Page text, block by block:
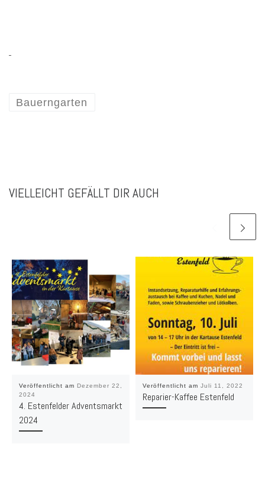
Bauerngarten
VIELLEICHT GEFÄLLT DIR AUCH
Veröffentlicht am Dezember 22,
2024
4. Estenfelder Adventsmarkt
2024
Veröffentlicht am Juli 11, 2022
Reparier-Kaffee Estenfeld